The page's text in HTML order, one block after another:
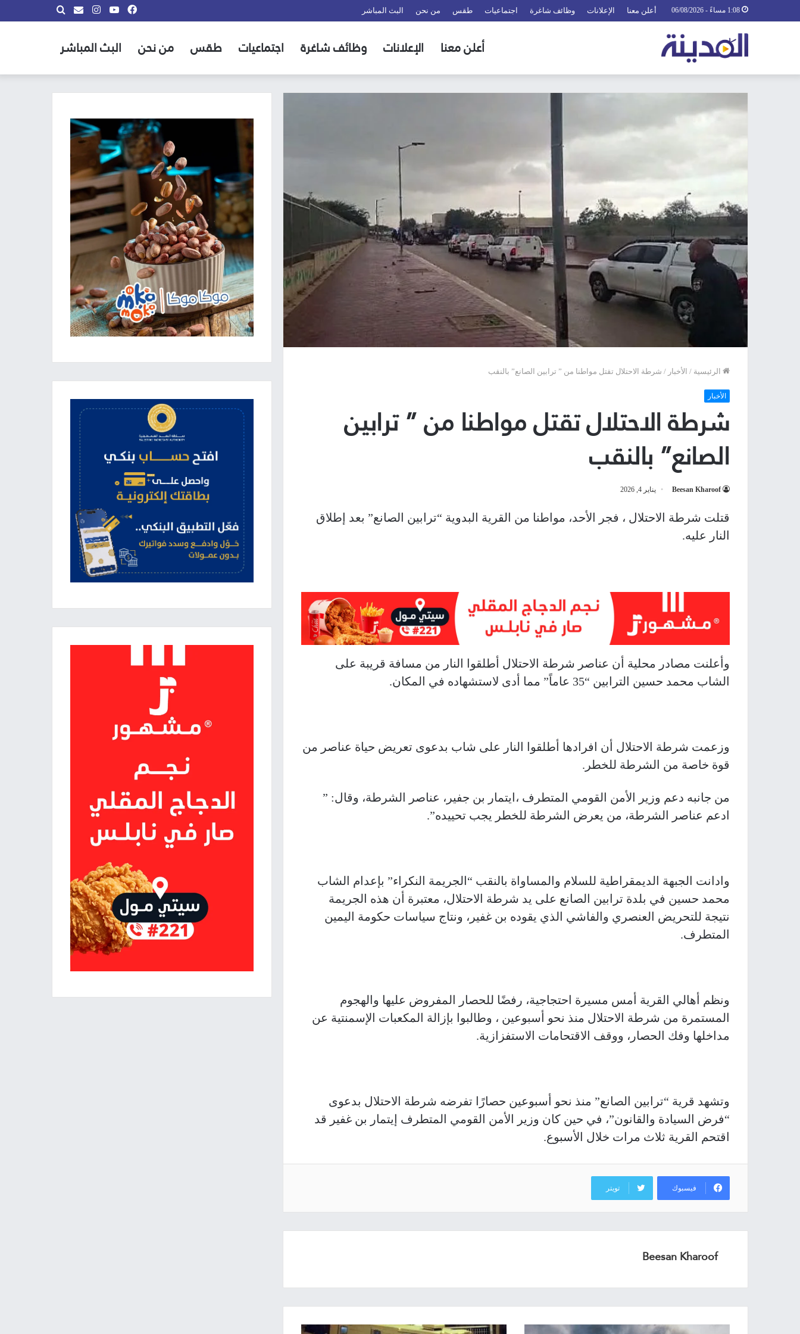
أعلن معنا الإعلانات وظائف شاغرة اجتماعيات طقس من نحن البث المباشر بحث
info@almadina.tvانستقراميوتيوب
فيسبوك
أعلن معنا الإعلانات وظائف شاغرة اجتماعيات طقس من نحن البث المباشر
الرئيسية / الأخبار / شرطة الاحتلال تقتل مواطنا من ” ترابين الصانع” بالنقب
الأخبار
شرطة الاحتلال تقتل مواطنا من ” ترابين
الصانع” بالنقب
Beesan Kharoof يناير 4, 2026
قتلت شرطة الاحتلال ، فجر الأحد، مواطنا من القرية البدوية “ترابين الصانع” بعد إطلاق
النار عليه.
وأعلنت مصادر محلية أن عناصر شرطة الاحتلال أطلقوا النار من مسافة قريبة على
الشاب محمد حسين الترابين “35 عاماً” مما أدى لاستشهاده في المكان.
وزعمت شرطة الاحتلال أن افرادها أطلقوا النار على شاب بدعوى تعريض حياة عناصر من
قوة خاصة من الشرطة للخطر.
من جانبه دعم وزير الأمن القومي المتطرف ،ايتمار بن جفير، عناصر الشرطة، وقال: ”
ادعم عناصر الشرطة، من يعرض الشرطة للخطر يجب تحييده”.
وادانت الجبهة الديمقراطية للسلام والمساواة بالنقب “الجريمة النكراء” بإعدام الشاب
محمد حسين في بلدة ترابين الصانع على يد شرطة الاحتلال، معتبرة أن هذه الجريمة
نتيجة للتحريض العنصري والفاشي الذي يقوده بن غفير، ونتاج سياسات حكومة اليمين
المتطرف.
ونظم أهالي القرية أمس مسيرة احتجاجية، رفضًا للحصار المفروض عليها والهجوم
المستمرة من شرطة الاحتلال منذ نحو أسبوعين ، وطالبوا بإزالة المكعبات الإسمنتية عن
مداخلها وفك الحصار، ووقف الاقتحامات الاستفزازية.
وتشهد قرية “ترابين الصانع” منذ نحو أسبوعين حصارًا تفرضه شرطة الاحتلال بدعوى
“فرض السيادة والقانون”، في حين كان وزير الأمن القومي المتطرف إيتمار بن غفير قد
اقتحم القرية ثلاث مرات خلال الأسبوع.
فيسبوك تويتر
Beesan Kharoof